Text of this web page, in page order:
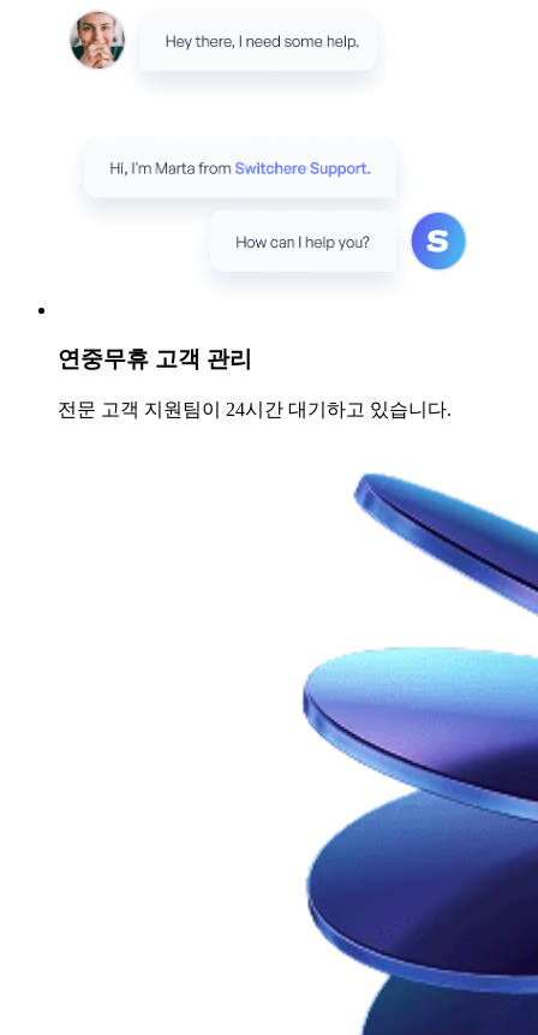
연중무휴 고객 관리
전문 고객 지원팀이 24시간 대기하고 있습니다.